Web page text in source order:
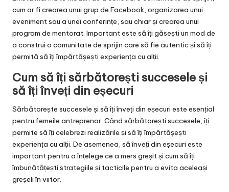
cum ar fi crearea unui grup de Facebook, organizarea unui
eveniment sau a unei conferințe, sau chiar și crearea unui
program de mentorat. Important este să îți găsești un mod de
a construi o comunitate de sprijin care să fie autentic și să îți
permită să îți împărtășești experiența cu alții.
Cum să îți sărbătorești succesele și
să îți înveți din eșecuri
Sărbătorește succesele și să îți înveți din eșecuri este esențial
pentru femeile antreprenor. Când sărbătorești succesele, îți
permite să îți celebrezi realizările și să îți împărtășești
experiența cu alții. De asemenea, să înveți din eșecuri este
important pentru a înțelege ce a mers greșit și cum să îți
îmbunătățești strategiile și tacticile pentru a evita aceleași
greșeli în viitor.